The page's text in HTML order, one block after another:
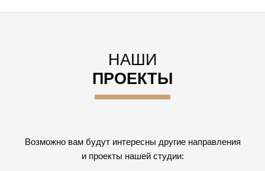
НАШИ
ПРОЕКТЫ
Возможно вам будут интересны другие направления
и проекты нашей студии: